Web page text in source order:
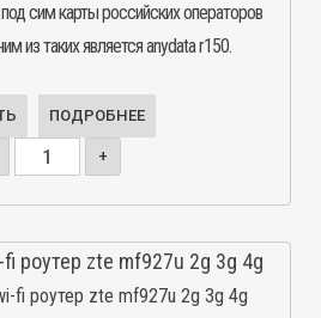
сим карты российских операторов
из таких является anydata r150.
ПОДРОБНЕЕ
+
роутер zte mf927u 2g 3g 4g